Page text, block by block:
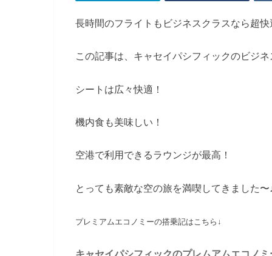
長時間のフライトもビジネスクラスなら超快
この記事は、キャセイパシフィックのビジ
シートは広々快適！
機内食も美味しい！
空港で利用できるラウンジが最高！
とっても素敵な空の旅を満喫してきました〜
プレミアムエコノミーの搭乗記はこちら↓